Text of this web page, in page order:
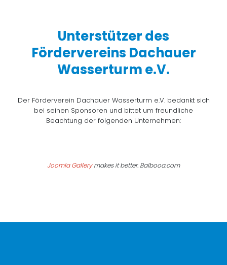
Unterstützer des
Fördervereins Dachauer
Wasserturm e.V.
Der Förderverein Dachauer Wasserturm e.V. bedankt sich
bei seinen Sponsoren und bittet um freundliche
Beachtung der folgenden Unternehmen:
Joomla Gallerymakes it better. Balbooa.com